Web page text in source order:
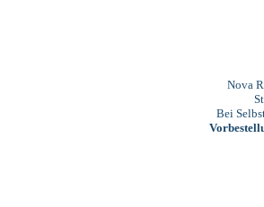
Nova
Bei